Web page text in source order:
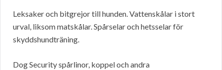
Leksaker och bitgrejor till hunden. Vattenskålar i stort
urval, liksom matskålar. Spårselar och hetsselar för
skyddshundträning.
Dog Security spårlinor, koppel och andra